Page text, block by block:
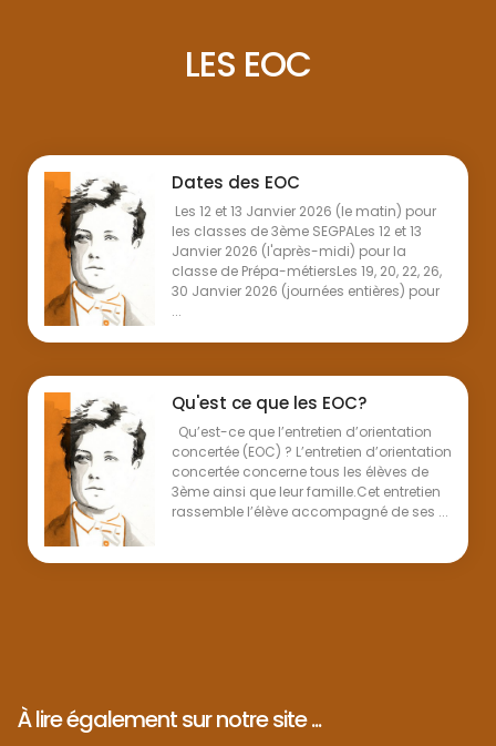
LES EOC
Dates des EOC
Les 12 et 13 Janvier 2026 (le matin) pour
les classes de 3ème SEGPALes 12 et 13
Janvier 2026 (l'après-midi) pour la
classe de Prépa-métiersLes 19, 20, 22, 26,
30 Janvier 2026 (journées entières) pour
...
Qu'est ce que les EOC?
Qu’est-ce que l’entretien d’orientation
concertée (EOC) ? L’entretien d’orientation
concertée concerne tous les élèves de
3ème ainsi que leur famille.Cet entretien
rassemble l’élève accompagné de ses ...
À lire également sur notre site ...